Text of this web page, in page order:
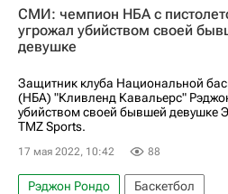
СМИ: чемпион НБА с
угрожал убийством своей
девушке
Защитник клуба Национальной
(НБА) "Кливленд Кавальерс"
убийством своей бывшей девушке
TMZ Sports.
17 мая 2022, 10:42 88
Рэджон Рондо Баскетбол